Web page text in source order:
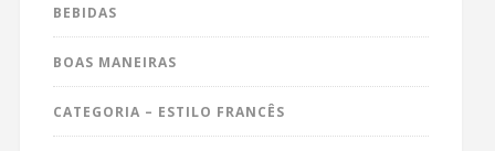
BEBIDAS
BOAS MANEIRAS
CATEGORIA – ESTILO FRANCÊS